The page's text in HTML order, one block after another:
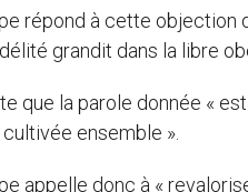
répond à cette objection
grandit dans la libre
que la parole donnée «
ensemble ».
appelle donc à «